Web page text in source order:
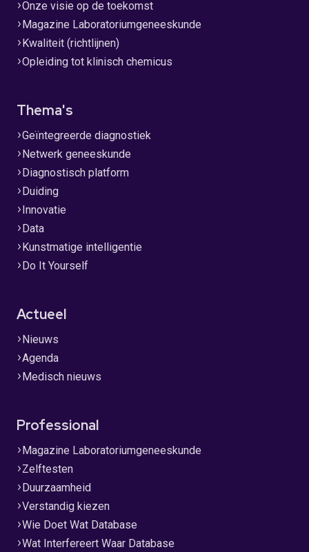
Onze visie op de toekomst
Magazine Laboratoriumgeneeskunde
Kwaliteit (richtlijnen)
Opleiding tot klinisch chemicus
Thema's
Geïntegreerde diagnostiek
Netwerk geneeskunde
Diagnostisch platform
Duiding
Innovatie
Data
Kunstmatige intelligentie
Do It Yourself
Actueel
Nieuws
Agenda
Medisch nieuws
Professional
Magazine Laboratoriumgeneeskunde
Zelftesten
Duurzaamheid
Verstandig kiezen
Wie Doet Wat Database
Wat Interfereert Waar Database